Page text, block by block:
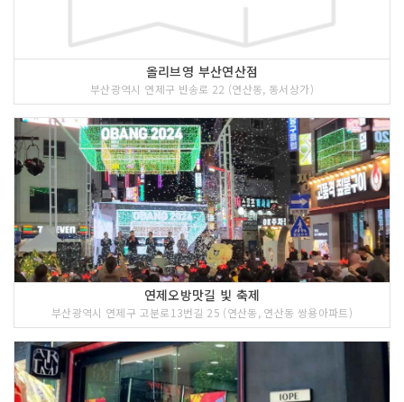
올리브영 부산연산점
부산광역시 연제구 반송로 22 (연산동, 동서상가)
연제오방맛길 빛 축제
부산광역시 연제구 고분로13번길 25 (연산동, 연산동 쌍용아파트)